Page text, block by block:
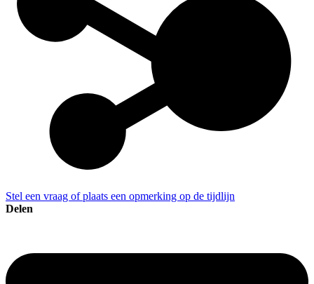
Stel een vraag of plaats een opmerking op de tijdlijn
Delen